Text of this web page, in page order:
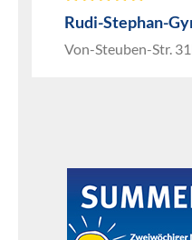
Rudi-Stephan-
Von-Steuben-Str.